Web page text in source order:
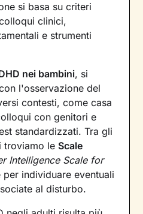
si basa su criteri
clinici,
e strumenti
nei bambini, si
l'osservazione del
contesti, come casa
con genitori e
standardizzati. Tra gli
troviamo le Scale
Intelligence Scale for
individuare eventuali
al disturbo.